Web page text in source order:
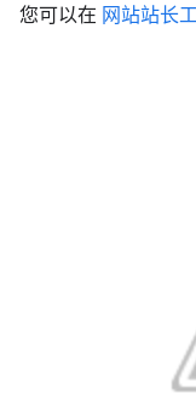
您可以在 网站站长